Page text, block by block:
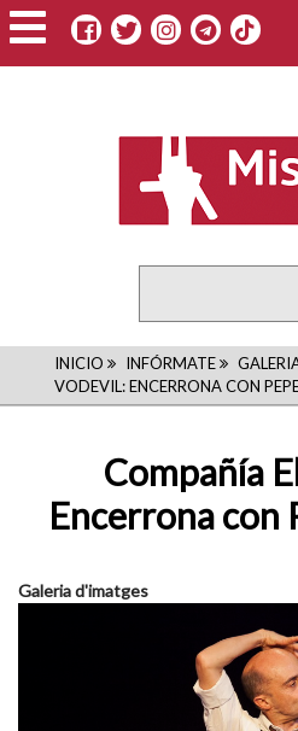
Pasar
al
contenido
INICIO INFÓRMATE
VODEVIL: ENCERRONA CON
Compañía
Encerrona con
Galeria d'imatges